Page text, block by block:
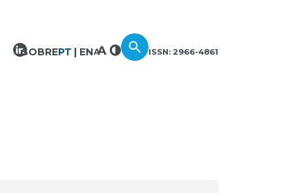
SOBREPT EN ISSN: 2966-4861